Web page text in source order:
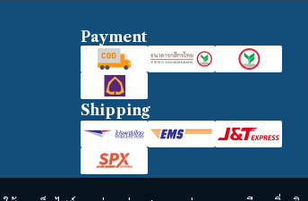
Payment
Shipping